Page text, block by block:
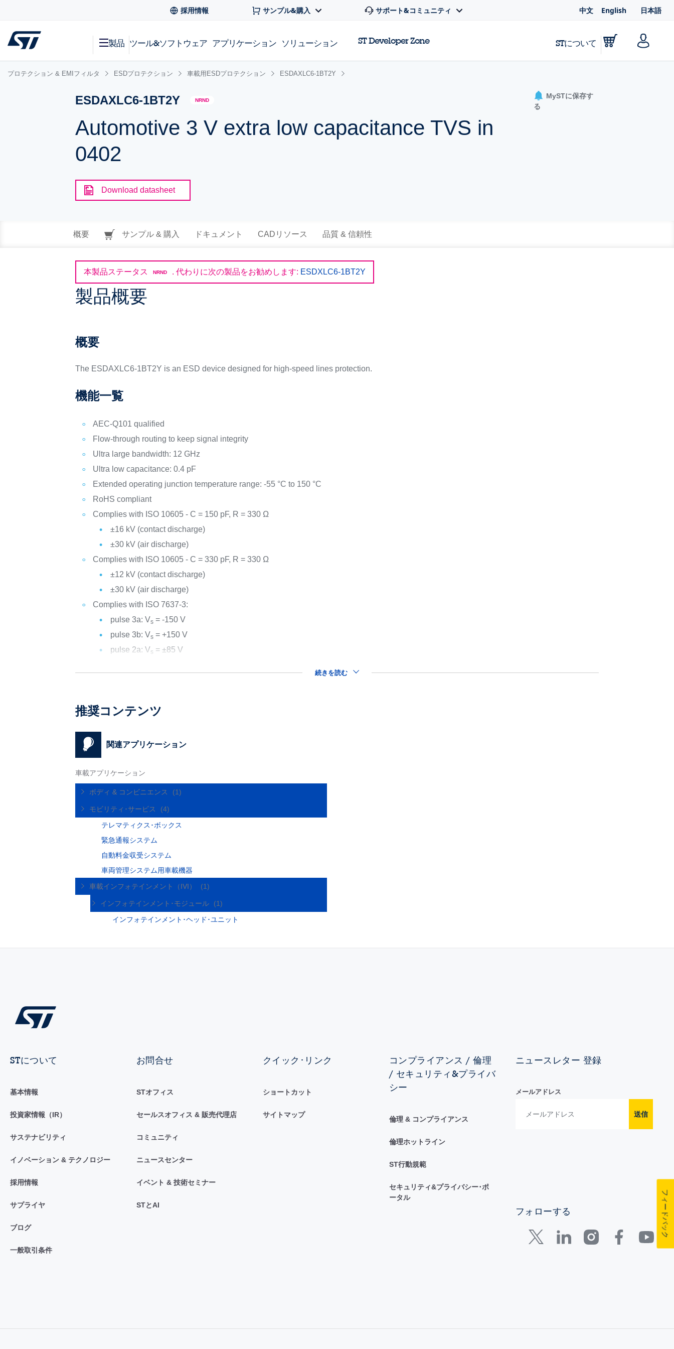
採用情報 サンプル&購入 サポート&コミュニティ 中文 English 日本語
製品 ツール&ソフトウェア アプリケーション ソリューション ST Developer Zone STについて
プロテクション & EMIフィルタ ESDプロテクション 車載用ESDプロテクション ESDAXLC6-1BT2Y
ESDAXLC6-1BT2Y NRND
Automotive 3 V extra low capacitance TVS in
0402
MySTに保存す
る
Download datasheet
概要 サンプル & 購入 ドキュメント CADリソース 品質 & 信頼性
本製品ステータス NRND .代わりに次の製品をお勧めします: ESDXLC6-1BT2Y
製品概要
概要
The ESDAXLC6-1BT2Y is an ESD device designed for high-speed lines protection.
機能一覧
AEC-Q101 qualified
Flow-through routing to keep signal integrity
Ultra large bandwidth: 12 GHz
Ultra low capacitance: 0.4 pF
Extended operating junction temperature range: -55 °C to 150 °C
RoHS compliant
Complies with ISO 10605 - C = 150 pF, R = 330 Ω
±16 kV (contact discharge)
±30 kV (air discharge)
Complies with ISO 10605 - C = 330 pF, R = 330 Ω
±12 kV (contact discharge)
±30 kV (air discharge)
Complies with ISO 7637-3:
pulse 3a: Vs = -150 V
pulse 3b: Vs = +150 V
pulse 2a: Vs = ±85 V
続きを読む
推奨コンテンツ
関連アプリケーション
車載アプリケーション
ボディ & コンビニエンス (1)
モビリティ･サービス
(4)
テレマティクス･ボックス
緊急通報システム
自動料金収受システム
車両管理システム用車載機器
車載インフォテインメント（IVI）
(1)
インフォテインメント･モジュール
(1)
インフォテインメント･ヘッド･ユニット
STについて
基本情報
投資家情報（IR）
サステナビリティ
イノベーション & テクノロジー
採用情報
サプライヤ
ブログ
一般取引条件
お問合せ
STオフィス
セールスオフィス & 販売代理店
コミュニティ
ニュースセンター
イベント & 技術セミナー
STとAI
クイック･リンク
ショートカット
サイトマップ
コンプライアンス / 倫理
/ セキュリティ&プライバ
シー
倫理 & コンプライアンス
倫理ホットライン
ST行動規範
セキュリティ&プライバシー･ポ
ータル
ニュースレター 登録
メールアドレス
送信
フォローする フィードバック